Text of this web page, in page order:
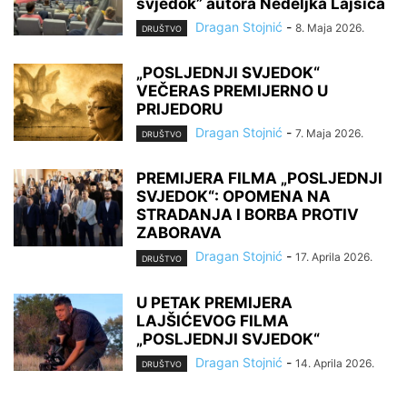
svjedok” autora Nedeljka Lajšića
DRUŠTVO Dragan Stojnić - 8. Maja 2026.
„POSLJEDNJI SVJEDOK“
VEČERAS PREMIJERNO U
PRIJEDORU
DRUŠTVO Dragan Stojnić - 7. Maja 2026.
PREMIJERA FILMA „POSLJEDNJI
SVJEDOK“: OPOMENA NA
STRADANJA I BORBA PROTIV
ZABORAVA
DRUŠTVO Dragan Stojnić - 17. Aprila 2026.
U PETAK PREMIJERA
LAJŠIĆEVOG FILMA
„POSLJEDNJI SVJEDOK“
DRUŠTVO Dragan Stojnić - 14. Aprila 2026.